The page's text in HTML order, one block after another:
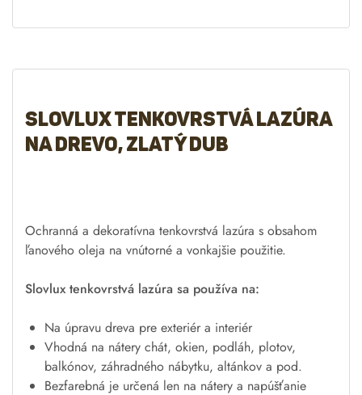
Slovlux Tenkovrstvá lazúra
na drevo, zlatý dub
Ochranná a dekoratívna tenkovrstvá lazúra s obsahom
ľanového oleja na vnútorné a vonkajšie použitie.
Slovlux tenkovrstvá lazúra sa používa na:
Na úpravu dreva pre exteriér a interiér
Vhodná na nátery chát, okien, podláh, plotov,
balkónov, záhradného nábytku, altánkov a pod.
Bezfarebná je určená len na nátery a napúšťanie